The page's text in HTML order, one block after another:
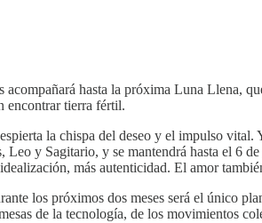
hasta la próxima Luna Llena,
encontrar tierra fértil.
la chispa del deseo y el impulso vital.
y Sagitario, y se mantendrá hasta el 6
más autenticidad. El amor
los próximos dos meses será el único
de la tecnología, de los movimientos